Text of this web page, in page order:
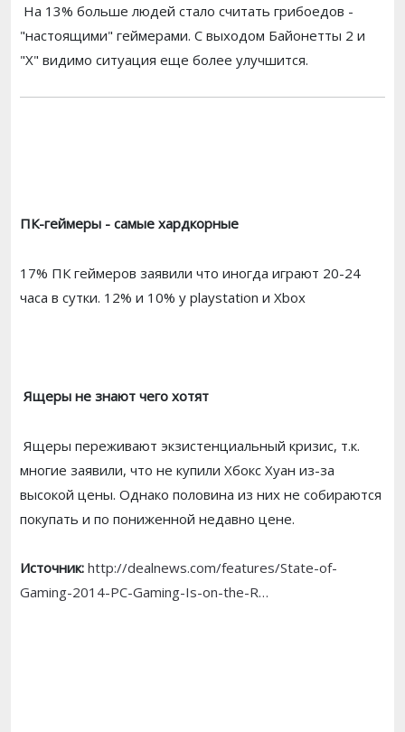
На 13% больше людей стало считать грибоедов -
"настоящими" геймерами. С выходом Байонетты 2 и
"Х" видимо ситуация еще более улучшится.
ПК-геймеры - самые хардкорные
17% ПК геймеров заявили что иногда играют 20-24
часа в сутки. 12% и 10% у playstation и Xbox
Ящеры не знают чего хотят
Ящеры переживают экзистенциальный кризис, т.к.
многие заявили, что не купили Хбокс Хуан из-за
высокой цены. Однако половина из них не собираются
покупать и по пониженной недавно цене.
Источник: http://dealnews.com/features/State-of-
Gaming-2014-PC-Gaming-Is-on-the-R…